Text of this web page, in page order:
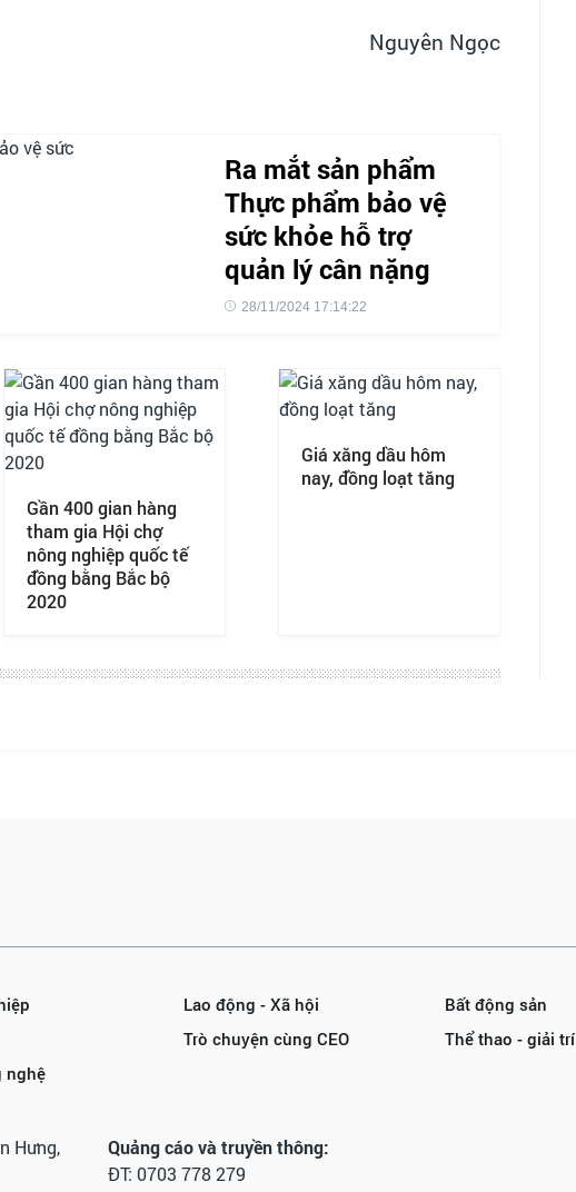
Nguyên Ngọc
Ra mắt sản phẩm
Thực phẩm bảo vệ
sức khỏe hỗ trợ
quản lý cân nặng
28/11/2024 17:14:22
Gần 400 gian hàng
tham gia Hội chợ
nông nghiệp quốc tế
đồng bằng Bắc bộ
2020
Giá xăng dầu hôm
nay, đồng loạt tăng
Lao động - Xã hội Bất động sản
Trò chuyện cùng CEO Thể thao - giải trí
nghệ
Hưng,
Quảng cáo và truyền thông:
ĐT: 0703 778 279